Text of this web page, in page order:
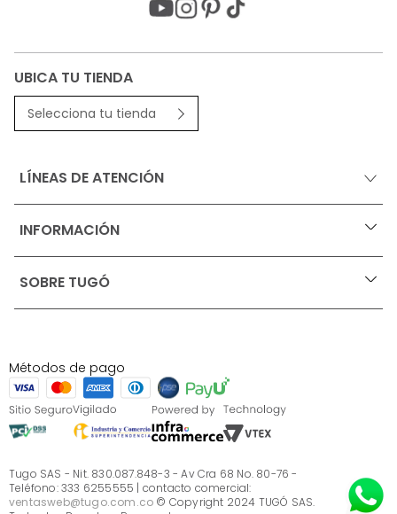
UBICA TU TIENDA
Selecciona tu tienda
LÍNEAS DE ATENCIÓN
INFORMACIÓN +
Ofertas vigentes
Términos, condiciones y restricciones para productos
S.A.S
Términos, condiciones y restricciones Tugó S.A.S
Instructivo cuidado de muebles
Sé parte de Tugó
¿Quiénes somos?
Servicio al cliente
SOBRE TUGÓ +
¿Quieres vender en Tugó?
Métodos de pago
Tugo SAS - Nit. 830.087.848-3 - Av Cra 68 No. 80-76 -
Teléfono: 333 6255555 | contacto comercial:
ventasweb@tugo.com.co © Copyright 2024 TUGÓ SAS.